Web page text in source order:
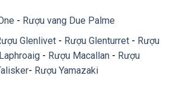
- Rượu vang Due Palme
Glenlivet- Rượu Glenturret- Rượu
- Rượu Macallan- Rượu
- Rượu Yamazaki